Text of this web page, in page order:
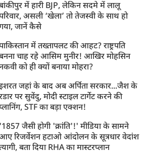
में हारी BJP, लेकिन सदमे में लालू
असली ‘खेला’ तो तेजस्वी के साथ हो
जानें कैसे
में तख्तापलट की आहट? राष्ट्रपति
चाह रहे आसिम मुनीर! आखिर मोहसिन
को ही क्यों बनाया मोहरा?
जहां के बाद अब अर्पिता सरकार...जैश के
पर सुवेंदु, मोदी स्टाइल टार्गेट करने की
STF का बड़ा एक्शन!
'1857 जैसी होगी 'क्रांति'!' मीडिया के सामने
रिजर्वेशन हटाओ आंदोलन के सूत्रधार वेदांश
बता दिया RHA का मास्टरप्लान